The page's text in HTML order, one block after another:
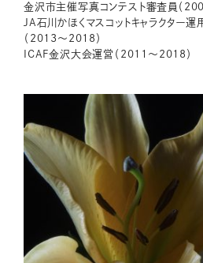
金沢市主催写真コンテスト審査員（
JA石川かほくマスコットキャラクター
（2013〜2018）
ICAF金沢大会運営（2011〜2018）